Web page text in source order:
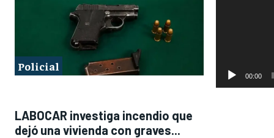
Policial
LABOCAR investiga incendio que
dejó una vivienda con graves...
00:00